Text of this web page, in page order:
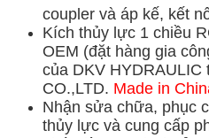
coupler và áp kế, kết
Kích thủy lực 1 chiều
OEM (đặt hàng gia
của DKV HYDRAULIC
CO.,LTD. Made in
Nhận sửa chữa, phục
thủy lực và cung cấp